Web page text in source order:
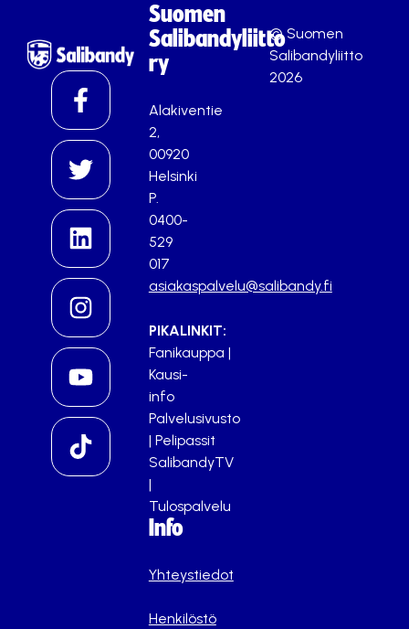
Suomen
Salibandyliitto
ry
Alakiventie
2,
00920
Helsinki
P.
0400-
529
017
asiakaspalvelu@salibandy.fi
PIKALINKIT:
Fanikauppa |
Kausi-
info
Palvelusivusto
| Pelipassit
SalibandyTV
|
Tulospalvelu
Info
Yhteystiedot
Henkilöstö
© Suomen
Salibandyliitto
2026